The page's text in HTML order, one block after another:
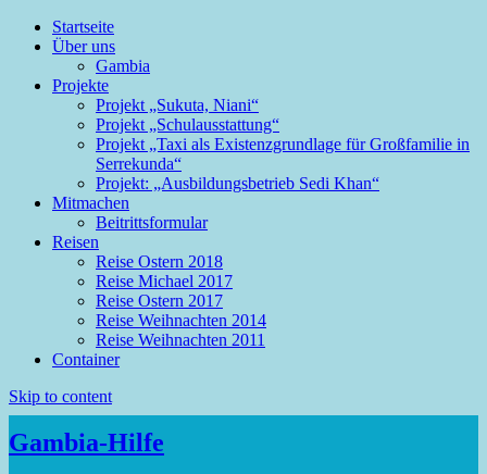
Startseite
Über uns
Gambia
Projekte
Projekt „Sukuta, Niani“
Projekt „Schulausstattung“
Projekt „Taxi als Existenzgrundlage für Großfamilie in
Serrekunda“
Projekt: „Ausbildungsbetrieb Sedi Khan“
Mitmachen
Beitrittsformular
Reisen
Reise Ostern 2018
Reise Michael 2017
Reise Ostern 2017
Reise Weihnachten 2014
Reise Weihnachten 2011
Container
Skip to content
Gambia-Hilfe